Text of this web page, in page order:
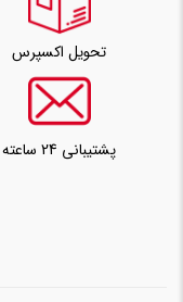
تحویل اکسپرس
پشتیبانی 24 ساعته